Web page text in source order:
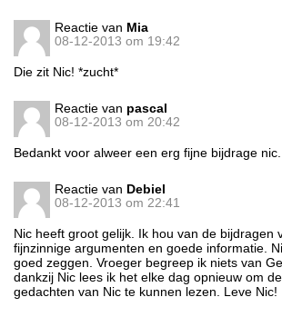
Reactie van Mia
08-12-2013 om 19:42
Die zit Nic! *zucht*
Reactie van pascal
08-12-2013 om 20:42
Bedankt voor alweer een erg fijne bijdrage nic.
Reactie van Debiel
08-12-2013 om 22:41
Nic heeft groot gelijk. Ik hou van de bijdragen
fijnzinnige argumenten en goede informatie.
goed zeggen. Vroeger begreep ik niets van
dankzij Nic lees ik het elke dag opnieuw om
gedachten van Nic te kunnen lezen. Leve Nic!